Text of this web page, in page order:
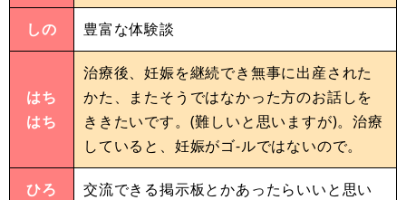
しの 豊富な体験談
はち
はち
治療後、妊娠を継続でき無事に出産された
かた、またそうではなかった方のお話しを
ききたいです。(難しいと思いますが)。治療
していると、妊娠がゴ-ルではないので。
ひろ
交流できる掲示板とかあったらいいと思い